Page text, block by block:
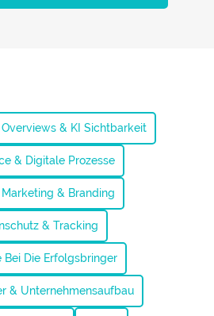
Overviews & KI Sichtbarkeit
& Digitale Prozesse
& Branding
& Tracking
Bei Die Erfolgsbringer
& Unternehmensaufbau